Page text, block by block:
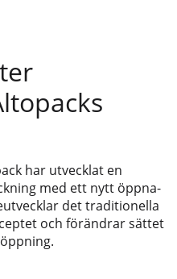
har utvecklat en
med ett nytt öppna-
det traditionella
och förändrar sättet